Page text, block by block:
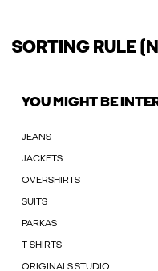
SORTING RULE
YOU MIGHT BE
JEANS
JACKETS
OVERSHIRTS
SUITS
PARKAS
T-SHIRTS
ORIGINALS STUDIO